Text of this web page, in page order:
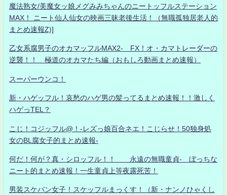
魔法熟女/美魔女ッ娘メグみみちゃんのニートッフルステーション
MAX！ ニート仙人仙女の映画三昧老後生活！（無職孤独居老人的
まとめ速報Z)]
乙女系腐男子のオカマッフルMAX2- FX！オ・カマトレーダーの
逆襲！！ 極道のオカマたち編（おもしろ動画まとめ速報）
スーパーウンコ！
新・ハゲッフル！哀愁のハゲ男の髪ってるまとめ速報！！激しく
ハゲっTEL？
こじ！コジッフル@！-レズっ娘百合ネエ！こじらせ！50独身処
女のBL腐女子的まとめ速報-
何だ！何が？真・シロッフル！！ 永遠の無職童貞- ぼっちな
ニート的まとめ速報！一生童貞上等夜露死苦！
男装スケバン女子！スケッフルまっくす！（新・ナンノひゃくし